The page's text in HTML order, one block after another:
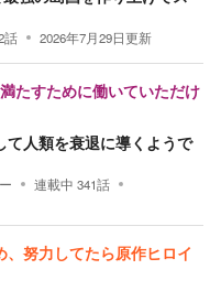
話 2026年7月29日更新
たすために働いていただけ
人類を衰退に導くようで
連載中 341話
、努力してたら原作ヒロイ